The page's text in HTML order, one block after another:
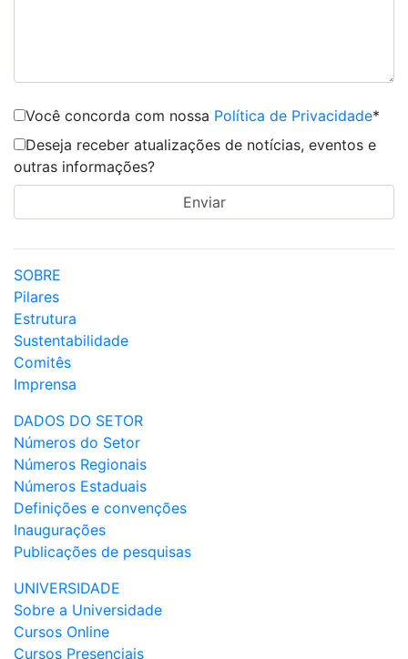
Você concorda com nossa Política de Privacidade*
Deseja receber atualizações de notícias, eventos e
outras informações?
SOBRE
Pilares
Estrutura
Sustentabilidade
Comitês
Imprensa
DADOS DO SETOR
Números do Setor
Números Regionais
Números Estaduais
Definições e convenções
Inaugurações
Publicações de pesquisas
UNIVERSIDADE
Sobre a Universidade
Cursos Online
Cursos Presenciais